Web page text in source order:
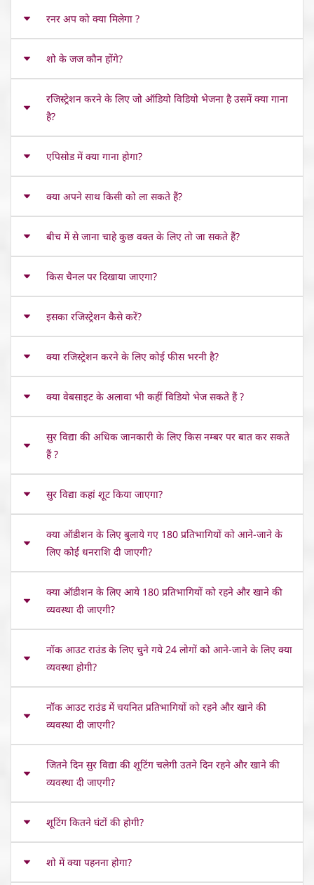
रनर अप को क्या मिलेगा ?
शो के जज कौन होंगे?
रजिस्ट्रेशन करने के लिए जो ऑडियो विडियो भेजना है उसमें क्या गाना
है?
एपिसोड में क्या गाना होगा?
क्या अपने साथ किसी को ला सकते हैं?
बीच में से जाना चाहे कुछ वक्त के लिए तो जा सकते हैं?
किस चैनल पर दिखाया जाएगा?
इसका रजिस्ट्रेशन कैसे करें?
क्या रजिस्ट्रेशन करने के लिए कोई फीस भरनी है?
क्या वेबसाइट के अलावा भी कहीं विडियो भेज सकते हैं ?
सुर विद्या की अधिक जानकारी के लिए किस नम्बर पर बात कर सकते
हैं ?
सुर विद्या कहां शूट किया जाएगा?
क्या ऑडीशन के लिए बुलाये गए 180 प्रतिभागियों को आने-जाने के
लिए कोई धनराशि दी जाएगी?
क्या ऑडीशन के लिए आये 180 प्रतिभागियों को रहने और खाने की
व्यवस्था दी जाएगी?
नॉक आउट राउंड के लिए चुने गये 24 लोगों को आने-जाने के लिए क्या
व्यवस्था होगी?
नॉक आउट राउंड में चयनित प्रतिभागियों को रहने और खाने की
व्यवस्था दी जाएगी?
जितने दिन सुर विद्या की शूटिंग चलेगी उतने दिन रहने और खाने की
व्यवस्था दी जाएगी?
शूटिंग कितने घंटों की होगी?
शो में क्या पहनना होगा?